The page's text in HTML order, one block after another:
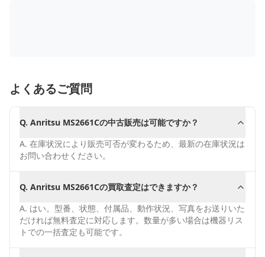
よくあるご質問
Q. Anritsu MS2661Cの中古販売は可能ですか？
A. 在庫状況により販売可否が変わるため、最新の在庫状況は
お問い合わせください。
Q. Anritsu MS2661Cの買取査定はできますか？
A. はい。型番、状態、付属品、動作状況、写真をお送りいた
だければ無料査定に対応します。数量が多い場合は機器リス
トでの一括査定も可能です。